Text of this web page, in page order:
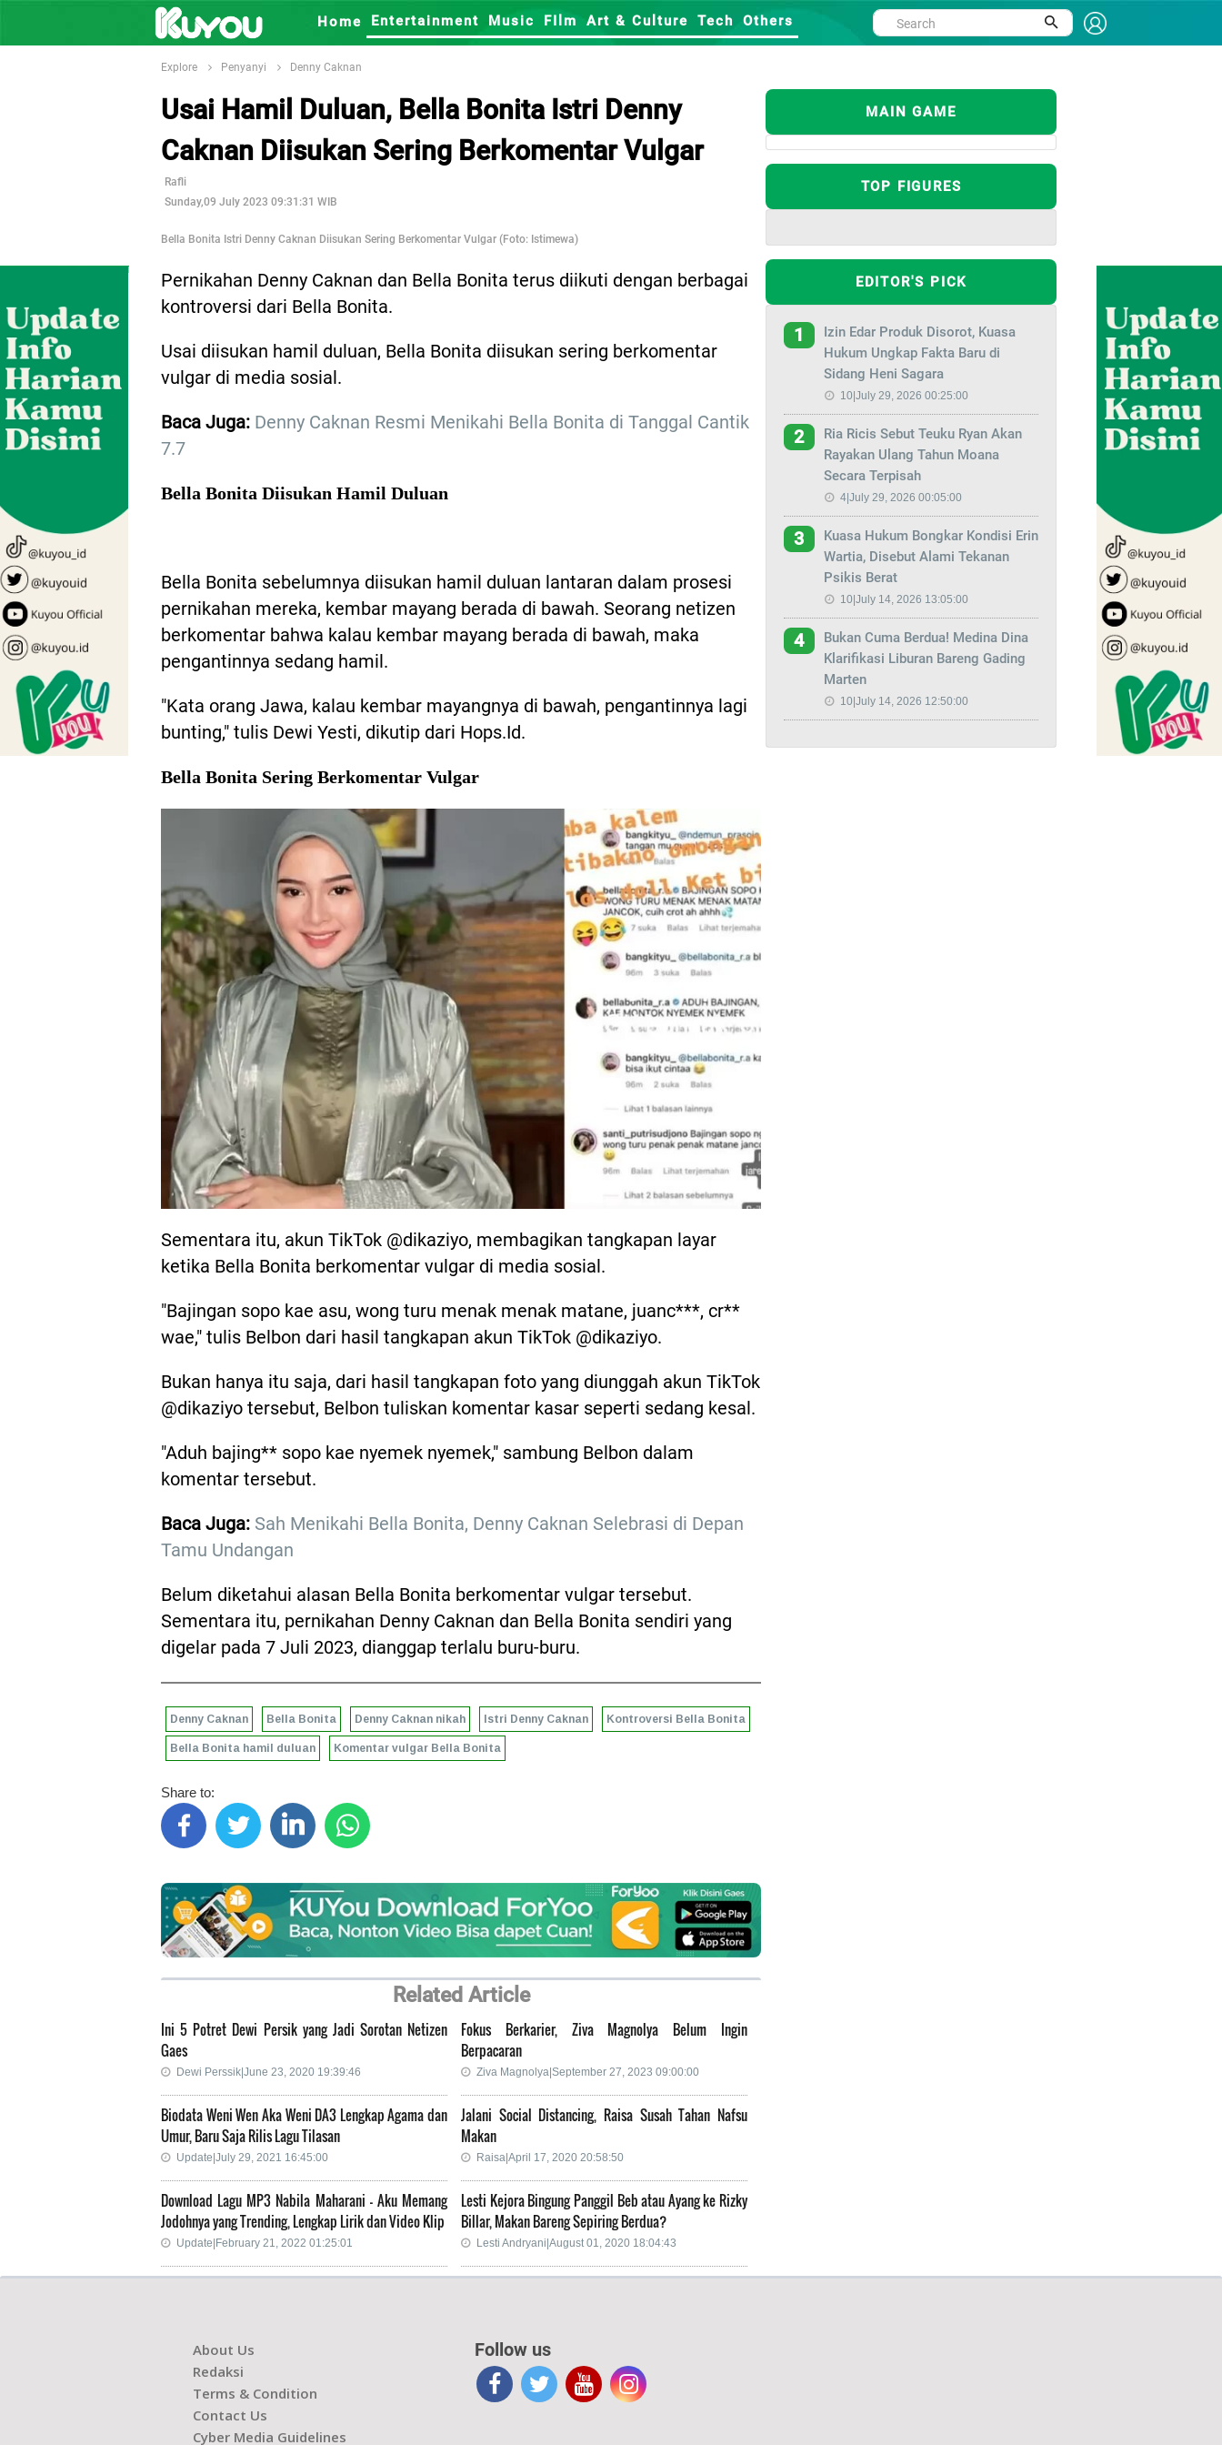
Home Entertainment Music FIlm Art & Culture Tech Others
Explore Penyanyi Denny Caknan
Usai Hamil Duluan, Bella Bonita Istri Denny
Caknan Diisukan Sering Berkomentar Vulgar
Rafli
Sunday,09 July 2023 09:31:31 WIB
Bella Bonita Istri Denny Caknan Diisukan Sering Berkomentar Vulgar (Foto: Istimewa)
Pernikahan Denny Caknan dan Bella Bonita terus diikuti dengan berbagai
kontroversi dari Bella Bonita.
Usai diisukan hamil duluan, Bella Bonita diisukan sering berkomentar
vulgar di media sosial.
Baca Juga: Denny Caknan Resmi Menikahi Bella Bonita di Tanggal Cantik
7.7
Bella Bonita Diisukan Hamil Duluan
Bella Bonita sebelumnya diisukan hamil duluan lantaran dalam prosesi
pernikahan mereka, kembar mayang berada di bawah. Seorang netizen
berkomentar bahwa kalau kembar mayang berada di bawah, maka
pengantinnya sedang hamil.
"Kata orang Jawa, kalau kembar mayangnya di bawah, pengantinnya lagi
bunting," tulis Dewi Yesti, dikutip dari Hops.Id.
Bella Bonita Sering Berkomentar Vulgar
Sementara itu, akun TikTok @dikaziyo, membagikan tangkapan layar
ketika Bella Bonita berkomentar vulgar di media sosial.
"Bajingan sopo kae asu, wong turu menak menak matane, juanc***, cr**
wae," tulis Belbon dari hasil tangkapan akun TikTok @dikaziyo.
Bukan hanya itu saja, dari hasil tangkapan foto yang diunggah akun TikTok
@dikaziyo tersebut, Belbon tuliskan komentar kasar seperti sedang kesal.
"Aduh bajing** sopo kae nyemek nyemek," sambung Belbon dalam
komentar tersebut.
Baca Juga: Sah Menikahi Bella Bonita, Denny Caknan Selebrasi di Depan
Tamu Undangan
Belum diketahui alasan Bella Bonita berkomentar vulgar tersebut.
Sementara itu, pernikahan Denny Caknan dan Bella Bonita sendiri yang
digelar pada 7 Juli 2023, dianggap terlalu buru-buru.
Denny Caknan Bella Bonita Denny Caknan nikah Istri Denny Caknan Kontroversi Bella Bonita
Bella Bonita hamil duluan Komentar vulgar Bella Bonita
Share to:
Related Article
Ini 5 Potret Dewi Persik yang Jadi Sorotan Netizen
Gaes
Dewi Perssik|June 23, 2020 19:39:46
Fokus Berkarier, Ziva Magnolya Belum Ingin
Berpacaran
Ziva Magnolya|September 27, 2023 09:00:00
Biodata Weni Wen Aka Weni DA3 Lengkap Agama dan
Umur, Baru Saja Rilis Lagu Tilasan
Update|July 29, 2021 16:45:00
Jalani Social Distancing, Raisa Susah Tahan Nafsu
Makan
Raisa|April 17, 2020 20:58:50
Download Lagu MP3 Nabila Maharani - Aku Memang
Jodohnya yang Trending, Lengkap Lirik dan Video Klip
Update|February 21, 2022 01:25:01
Lesti Kejora Bingung Panggil Beb atau Ayang ke Rizky
Billar, Makan Bareng Sepiring Berdua?
Lesti Andryani|August 01, 2020 18:04:43
MAIN GAME
TOP FIGURES
EDITOR'S PICK
1
Izin Edar Produk Disorot, Kuasa
Hukum Ungkap Fakta Baru di
Sidang Heni Sagara
10|July 29, 2026 00:25:00
2
Ria Ricis Sebut Teuku Ryan Akan
Rayakan Ulang Tahun Moana
Secara Terpisah
4|July 29, 2026 00:05:00
3
Kuasa Hukum Bongkar Kondisi Erin
Wartia, Disebut Alami Tekanan
Psikis Berat
10|July 14, 2026 13:05:00
4
Bukan Cuma Berdua! Medina Dina
Klarifikasi Liburan Bareng Gading
Marten
10|July 14, 2026 12:50:00
About Us
Redaksi
Terms & Condition
Contact Us
Cyber Media Guidelines
Follow us